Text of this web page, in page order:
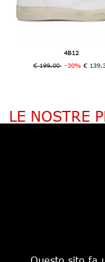
4B12
€ 199,00-30% €
LE NOSTRE